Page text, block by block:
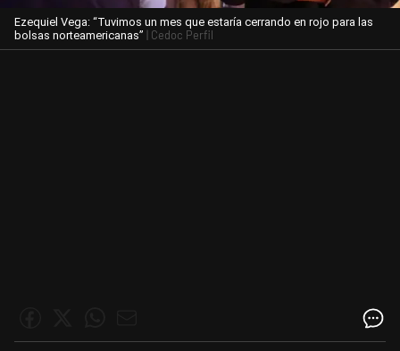
Ezequiel Vega: “Tuvimos un mes que estaría cerrando en rojo para las
bolsas norteamericanas” | Cedoc Perfil